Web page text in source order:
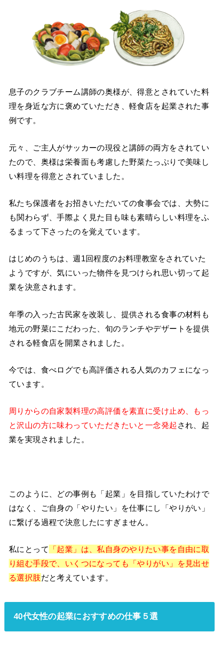
息子のクラブチーム講師の奥様が、得意とされていた料
理を身近な方に褒めていただき、軽食店を起業された事
例です。
元々、ご主人がサッカーの現役と講師の両方をされてい
たので、奥様は栄養面も考慮した野菜たっぷりで美味し
い料理を得意とされていました。
私たち保護者をお招きいただいての食事会では、大勢に
も関わらず、手際よく見た目も味も素晴らしい料理をふ
るまって下さったのを覚えています。
はじめのうちは、週1回程度のお料理教室をされていた
ようですが、気にいった物件を見つけられ思い切って起
業を決意されます。
年季の入った古民家を改装し、提供される食事の材料も
地元の野菜にこだわった、旬のランチやデザートを提供
される軽食店を開業されました。
今では、食べログでも高評価される人気のカフェになっ
ています。
周りからの自家製料理の高評価を素直に受け止め、もっ
と沢山の方に味わっていただきたいと一念発起 され、起
業を実現されました。
このように、どの事例も「起業」を目指していたわけで
はなく、ご自身の「やりたい」を仕事にし「やりがい」
に繋げる過程で決意したにすぎません。
私にとって
「起業」は、私自身のやりたい事を自由に取
り組む手段で、いくつになっても「やりがい」を見出せ
る選択肢だと考えています。
40代女性の起業におすすめの仕事５選